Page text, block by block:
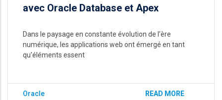
avec Oracle Database et Apex
Dans le paysage en constante évolution de l'ère
numérique, les applications web ont émergé en tant
qu'éléments essent
Oracle READ MORE